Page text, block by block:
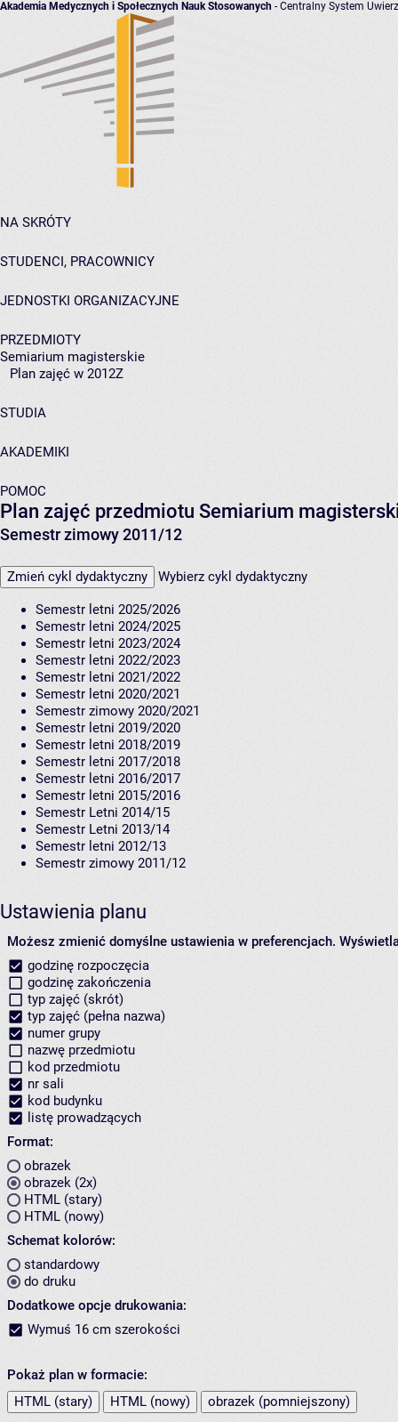
Akademia Medycznych i Społecznych Nauk Stosowanych - Centralny System
NA SKRÓTY
STUDENCI, PRACOWNICY
JEDNOSTKI ORGANIZACYJNE
PRZEDMIOTY
Semiarium magisterskie
Plan zajęć w 2012Z
STUDIA
AKADEMIKI
POMOC
Plan zajęć przedmiotu Semiarium
Semestr zimowy 2011/12
Zmień cykl dydaktyczny Wybierz cykl dydaktyczny
Semestr letni 2025/2026
Semestr letni 2024/2025
Semestr letni 2023/2024
Semestr letni 2022/2023
Semestr letni 2021/2022
Semestr letni 2020/2021
Semestr zimowy 2020/2021
Semestr letni 2019/2020
Semestr letni 2018/2019
Semestr letni 2017/2018
Semestr letni 2016/2017
Semestr letni 2015/2016
Semestr Letni 2014/15
Semestr Letni 2013/14
Semestr letni 2012/13
Semestr zimowy 2011/12
Ustawienia planu
Możesz zmienić domyślne ustawienia w preferencjach.
godzinę rozpoczęcia
godzinę zakończenia
typ zajęć (skrót)
typ zajęć (pełna nazwa)
numer grupy
nazwę przedmiotu
kod przedmiotu
nr sali
kod budynku
listę prowadzących
Format:
obrazek
obrazek (2x)
HTML (stary)
HTML (nowy)
Schemat kolorów:
standardowy
do druku
Dodatkowe opcje drukowania:
Wymuś 16 cm szerokości
Pokaż plan w formacie:
HTML (stary)
HTML (nowy) obrazek (pomniejszony)